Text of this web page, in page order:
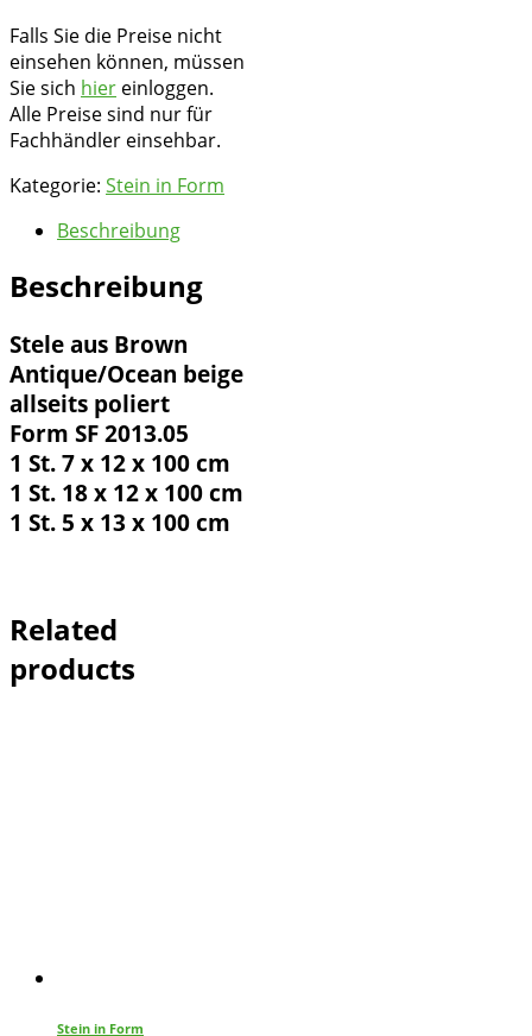
Falls Sie die Preise nicht
einsehen können, müssen
Sie sich hier einloggen.
Alle Preise sind nur für
Fachhändler einsehbar.
Kategorie: Stein in Form
Beschreibung
Beschreibung
Stele aus Brown
Antique/Ocean beige
allseits poliert
Form SF 2013.05
1 St. 7 x 12 x 100 cm
1 St. 18 x 12 x 100 cm
1 St. 5 x 13 x 100 cm
Related
products
Stein in Form